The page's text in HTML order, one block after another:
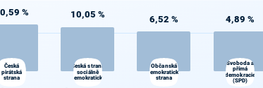
%
Česká
pirátská
strana
10,05 %
Česká strana
sociálně
demokratická
6,52 %
Občanská
demokratická
strana
4,89 %
Svoboda a
přímá
demokracie
(SPD)